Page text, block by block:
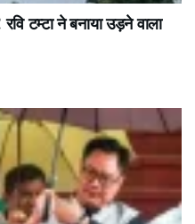
टम्टा ने बनाया उड़ने वाला